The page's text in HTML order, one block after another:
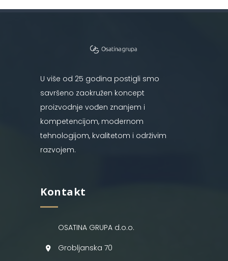
U više od 25 godina postigli smo
savršeno zaokružen koncept
proizvodnje vođen znanjem i
kompetencijom, modernom
tehnologijom, kvalitetom i održivim
razvojem.
Kontakt
OSATINA GRUPA d.o.o.
Grobljanska 70